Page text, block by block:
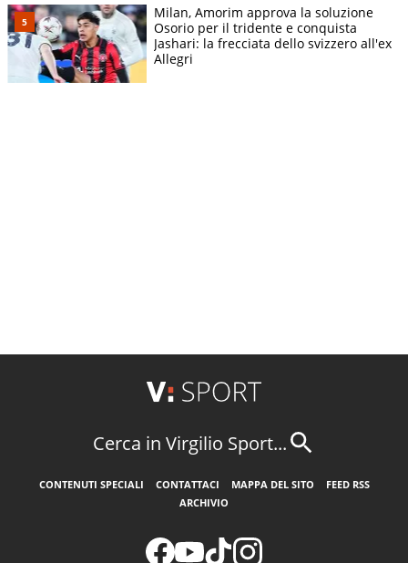
Milan, Amorim approva la soluzione
Osorio per il tridente e conquista
Jashari: la frecciata dello svizzero all'ex
Allegri
Cerca in Virgilio Sport...
CONTENUTI SPECIALI CONTATTACI MAPPA DEL SITO
FEED RSS
ARCHIVIO